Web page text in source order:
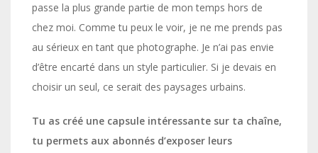
passe la plus grande partie de mon temps hors de
chez moi. Comme tu peux le voir, je ne me prends pas
au sérieux en tant que photographe. Je n’ai pas envie
d’être encarté dans un style particulier. Si je devais en
choisir un seul, ce serait des paysages urbains.
Tu as créé une capsule intéressante sur ta chaîne,
tu permets aux abonnés d’exposer leurs